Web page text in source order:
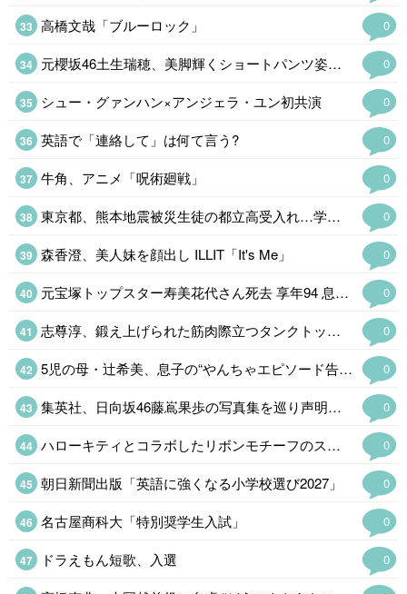
0
高橋文哉「ブルーロック」
0
元櫻坂46土生瑞穂、美脚輝くショートパンツ姿公開「脚が長くて綺麗」…
0
シュー・グァンハン×アンジェラ・ユン初共演
0
英語で「連絡して」は何て言う?
0
牛角、アニメ「呪術廻戦」
0
東京都、熊本地震被災生徒の都立高受入れ…学力検査
0
森香澄、美人妹を顔出し ILLIT「It's Me」
0
元宝塚トップスター寿美花代さん死去 享年94 息子・高嶋政宏&政伸がコメント…
0
志尊淳、鍛え上げられた筋肉際立つタンクトップ姿にファン歓喜「ギャップがす…
0
5児の母・辻希美、息子の“やんちゃエピソード告白「菓子折りを買い溜めしてい…
0
集英社、日向坂46藤嶌果歩の写真集を巡り声明発表 注意喚起も「必要に応じて法的措置を含む対応を検討」
0
ハローキティとコラボしたリボンモチーフのスイーツビュッフェ、京都センチュリーホテルで開催
0
朝日新聞出版「英語に強くなる小学校選び2027」
0
名古屋商科大「特別奨学生入試」
0
ドラえもん短歌、入選